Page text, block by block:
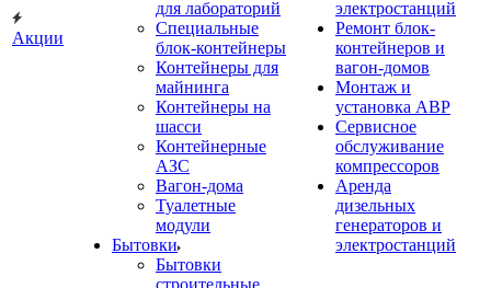
Акции
для лабораторий
Специальные
блок-контейнеры
Контейнеры для
майнинга
Контейнеры на
шасси
Контейнерные
АЗС
Вагон-дома
Туалетные
модули
Бытовки
Бытовки
строительные
электростанций
Ремонт блок-
контейнеров и
вагон-домов
Монтаж и
установка АВР
Сервисное
обслуживание
компрессоров
Аренда
дизельных
генераторов и
электростанций